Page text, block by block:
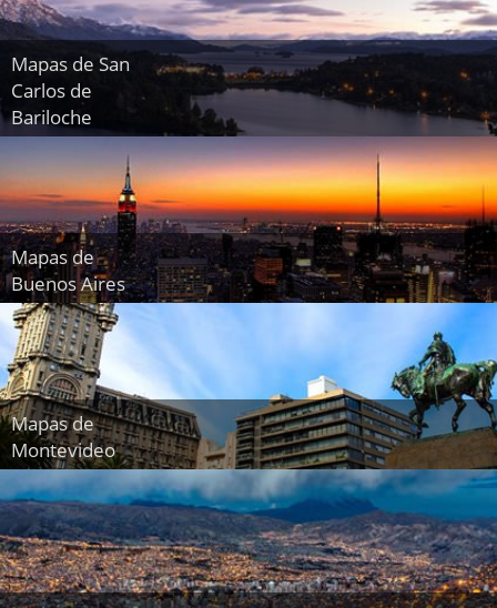
Mapas de San
Carlos de
Bariloche
Mapas de
Buenos Aires
Mapas de
Montevideo